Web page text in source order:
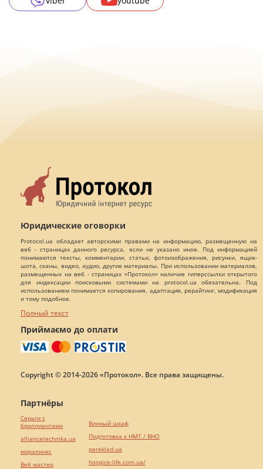
Юридические оговорки
Protocol.ua обладает авторскими правами на информацию, размещенную на
веб - страницах данного ресурса, если не указано иное. Под информацией
понимаются тексты, комментарии, статьи, фотоизображения, рисунки, ящик-
шота, сканы, видео, аудио, другие материалы. При использовании материалов,
размещенных на веб - страницах «Протокол» наличие гиперссылки открытого
для индексации поисковыми системами на protocol.ua обязательна. Под
использованием понимается копирования, адаптация, рерайтинг, модификация
и тому подобное.
Полный текст
Приймаємо до оплати
Copyright © 2014-2026 «Протокол». Все права защищены.
Партнёры
Серьги с
бриллиантами
alliancetechnika.ua
миралинкс
Веб мастер
Винный шкаф
Подготовка к НМТ / ВНО
pereklad.ua
hospice-life.com.ua/